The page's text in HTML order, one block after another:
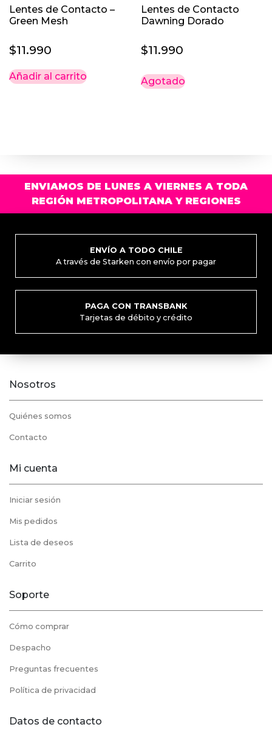
de
producto
Lentes de Contacto –
Green Mesh
$11.990
Añadir al carrito
Lentes de Contacto
Dawning Dorado
$11.990
Agotado
ENVIAMOS DE LUNES A VIERNES A TODA
REGIÓN METROPOLITANA Y REGIONES
ENVÍO A TODO CHILE
A través de Starken con envío por pagar
PAGA CON TRANSBANK
Tarjetas de débito y crédito
Nosotros
Quiénes somos
Contacto
Mi cuenta
Iniciar sesión
Mis pedidos
Lista de deseos
Carrito
Soporte
Cómo comprar
Despacho
Preguntas frecuentes
Política de privacidad
Datos de contacto